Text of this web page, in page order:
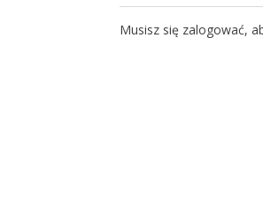
Musisz się zalogować,